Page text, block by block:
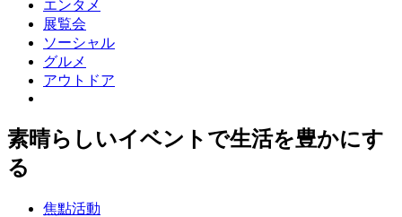
エンタメ
展覧会
ソーシャル
グルメ
アウトドア
素晴らしいイベントで生活を豊かにす
る
焦點活動